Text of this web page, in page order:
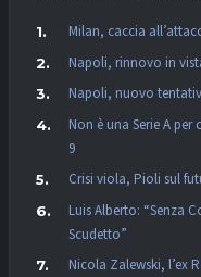
Milan, caccia
Napoli, rinnovo in
Napoli, nuovo
Non è una Serie A
9
Crisi viola, Pioli sul
Luis Alberto: “Senza
Scudetto”
Nicola Zalewski, l’ex